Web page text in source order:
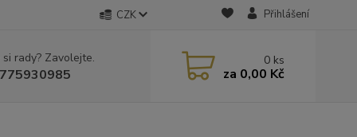
CZK Přihlášení
rady? Zavolejte. 0 ks
za 0,00 Kč